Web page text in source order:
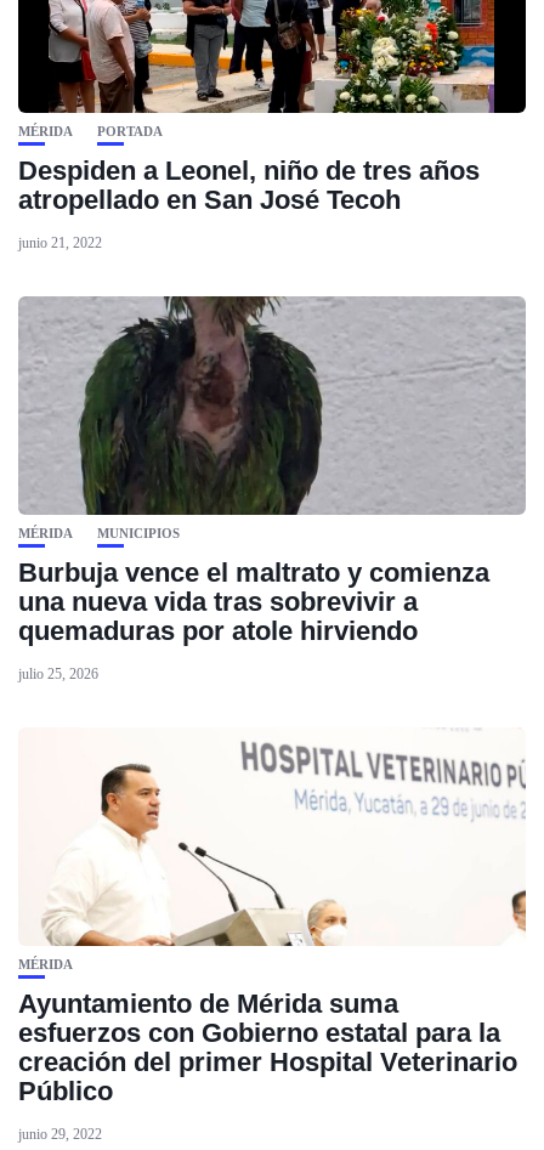
MÉRIDA PORTADA
Despiden a Leonel, niño de tres años
atropellado en San José Tecoh
junio 21, 2022
MÉRIDA MUNICIPIOS
Burbuja vence el maltrato y comienza
una nueva vida tras sobrevivir a
quemaduras por atole hirviendo
julio 25, 2026
MÉRIDA
Ayuntamiento de Mérida suma
esfuerzos con Gobierno estatal para la
creación del primer Hospital Veterinario
Público
junio 29, 2022